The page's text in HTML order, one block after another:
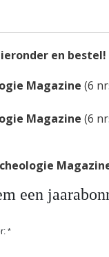
en bestel!
Magazine (6
Magazine (6